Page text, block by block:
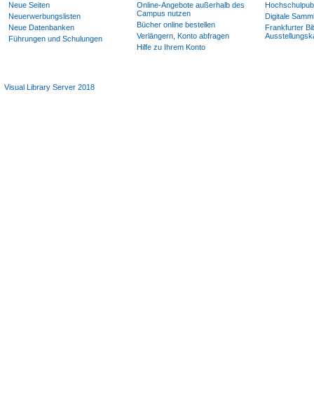
Neue Seiten
Neuerwerbungslisten
Neue Datenbanken
Führungen und Schulungen
Online-Angebote außerhalb des
Campus nutzen
Bücher online bestellen
Verlängern, Konto abfragen
Hilfe zu Ihrem Konto
Digitale
Frankfurter
Visual Library Server 2018